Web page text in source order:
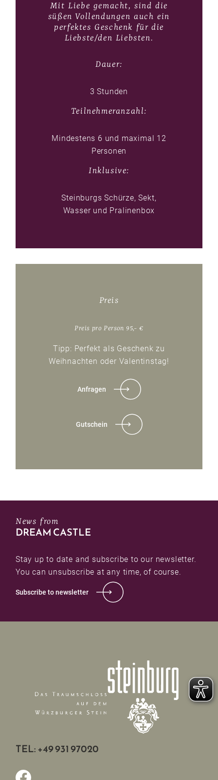
Mit Liebe gemacht, sind die
süßen Vollendungen auch ein
perfektes Geschenk für die
Liebste/den Liebsten.
Dauer:
3 Stunden
Teilnehmeranzahl:
Mindestens 6 und maximal 12
Personen
Inklusive:
Steinburgs Schürze, Sekt,
Wasser und Pralinenbox
Preis
Preis pro Person 95,- €
Tipp: Perfekt als Geschenk zu
Weihnachten oder Valentinstag!
Anfragen
Gutschein
News from
DREAM CASTLE
Stay up to date and subscribe to our newsletter.
You can unsubscribe at any time, of course.
Subscribe to newsletter
TEL: +49 931 97020